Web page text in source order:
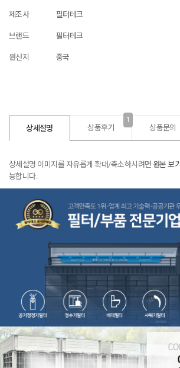
제조사 필터테크
브랜드 필터테크
원산지 중국
상세설명 상품후기
1
상품문의
상세설명 이미지를 자유롭게 확대/축소하시려면 원본 보기
능합니다.